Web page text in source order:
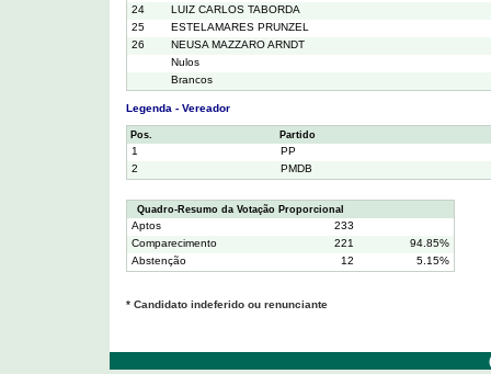
24
LUIZ CARLOS TABORDA
25
ESTELAMARES PRUNZEL
26
NEUSA MAZZARO ARNDT
Nulos
Brancos
Legenda - Vereador
Pos. Partido
1
PP
2
PMDB
Quadro-Resumo da Votação Proporcional
Aptos
233
Comparecimento
221
94.85%
Abstenção
12 5.15%
* Candidato indeferido ou renunciante